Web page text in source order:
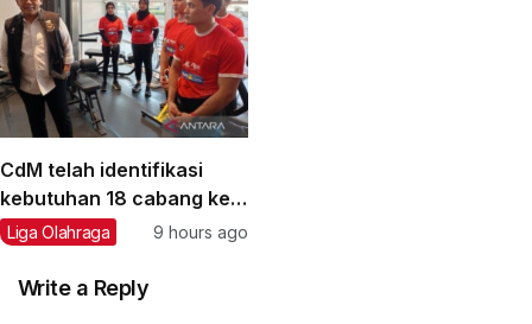
CdM telah identifikasi
kebutuhan 18 cabang ke
Asian Games 2026
Liga Olahraga 9 hours ago
Write a Reply